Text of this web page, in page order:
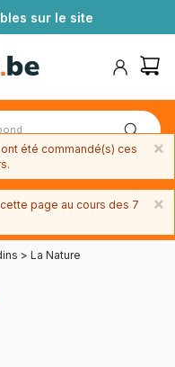
sur le site
en 4x sans frais
avec Paypal
> La Nature
×
été commandé(s) ces
×
page au cours des 7